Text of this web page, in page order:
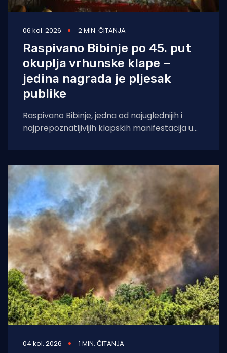
06 kol. 2026 2 MIN. ČITANJA
Raspivano Bibinje po 45. put
okuplja vrhunske klape –
jedina nagrada je pljesak
publike
Raspivano Bibinje, jedna od najuglednijih i
najprepoznatljivijih klapskih manifestacija u
04 kol. 2026 1 MIN. ČITANJA